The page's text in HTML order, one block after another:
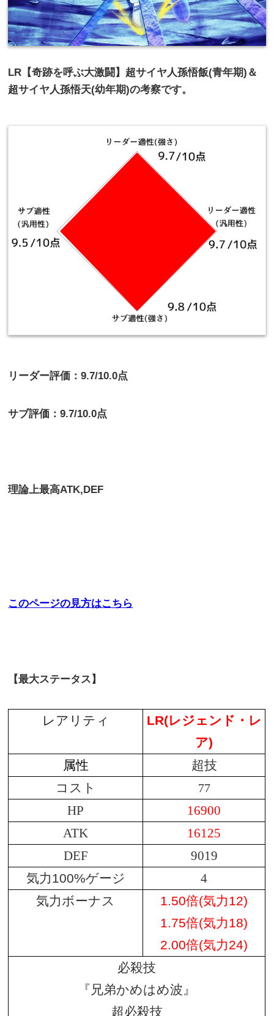
LR【奇跡を呼ぶ大激闘】超サイヤ人孫悟飯(青年期)＆
超サイヤ人孫悟天(幼年期)の考察です。
リーダー評価：9.7/10.0点
サブ評価：9.7/10.0点
理論上最高ATK,DEF
このページの見方はこちら
【最大ステータス】
レアリティ LR(レジェンド・レ
ア)
属性
超技
コスト
77
HP
16900
ATK
16125
DEF
9019
気力100%ゲージ
4
気力ボーナス
1.50倍(気力12)
1.75倍(気力18)
2.00倍(気力24)
必殺技
『兄弟かめはめ波』
超必殺技